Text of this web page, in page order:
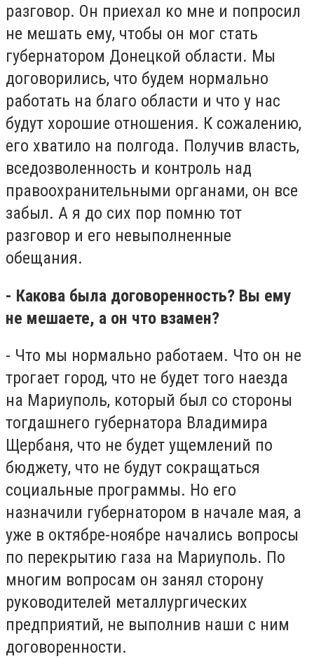
разговор. Он приехал ко мне и попросил
не мешать ему, чтобы он мог стать
губернатором Донецкой области. Мы
договорились, что будем нормально
работать на благо области и что у нас
будут хорошие отношения. К сожалению,
его хватило на полгода. Получив власть,
вседозволенность и контроль над
правоохранительными органами, он все
забыл. А я до сих пор помню тот
разговор и его невыполненные
обещания.
- Какова была договоренность? Вы ему
не мешаете, а он что взамен?
- Что мы нормально работаем. Что он не
трогает город, что не будет того наезда
на Мариуполь, который был со стороны
тогдашнего губернатора Владимира
Щербаня, что не будет ущемлений по
бюджету, что не будут сокращаться
социальные программы. Но его
назначили губернатором в начале мая, а
уже в октябре-ноябре начались вопросы
по перекрытию газа на Мариуполь. По
многим вопросам он занял сторону
руководителей металлургических
предприятий, не выполнив наши с ним
договоренности.